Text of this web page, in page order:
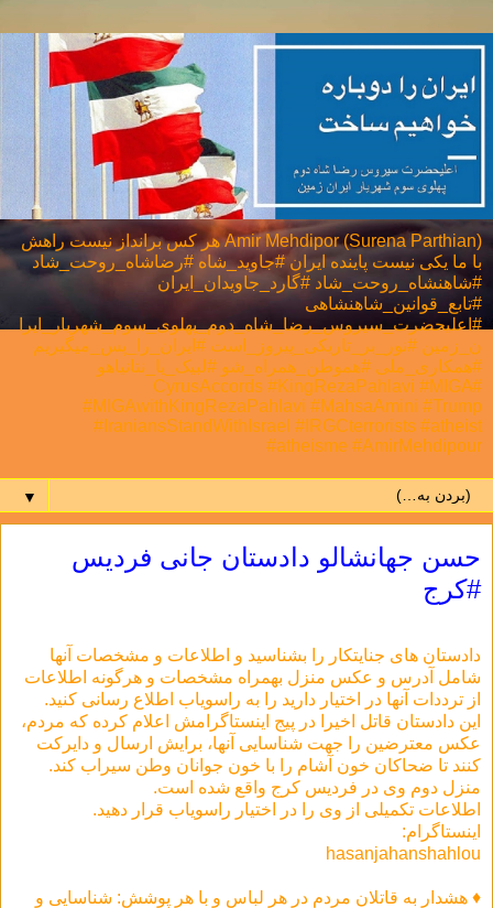
Amir Mehdipor (Surena Parthian) هر كس برانداز نيست راهش
با ما يكی نيست پاینده ایران #جاوید_شاه #رضاشاه_روحت_شاد
#شاهنشاه_روحت_شاد #گارد_جاویدان_ایران
#تابع_قوانین_شاهنشاهی
#اعلیحضرت_سیروس_رضا_شاه_دوم_پهلوی_سوم_شهریار_ایرا
ن_زمین #نور_بر_تاریکی_پیروز_است #ایران_را_پس_میگیریم
#همکاری_ملی⁩ #هموطن_همراه_شو #لبیک_یا_نتانیاهو
#CyrusAccords #KingRezaPahlavi #MIGA
#MIGAwithKingRezaPahlavi #MahsaAmini #Trump
#IraniansStandWithIsrael #IRGCterrorists #atheist
#atheisme #AmirMehdipour
▼
حسن جهانشالو دادستان جانی فردیس
#کرج
دادستان های جنایتکار را بشناسید و اطلاعات و مشخصات آنها
شامل آدرس و عکس منزل بهمراه مشخصات و هرگونه اطلاعات
از ترددات آنها در اختیار دارید را به راسویاب اطلاع رسانی کنید.
این دادستان قاتل اخیرا در پیج اینستاگرامش اعلام کرده که مردم،
عکس معترضین را جهت شناسایی آنها، برایش ارسال و دایرکت
کنند تا ضحاکان خون آشام را با خون جوانان وطن سیراب کند.
منزل دوم وی در فردیس کرج واقع شده است.
اطلاعات تکمیلی از وی را در اختیار راسویاب قرار دهید.
اینستاگرام:
hasanjahanshahlou
♦️ هشدار به قاتلان مردم در هر لباس و با هر پوشش: شناسایی و